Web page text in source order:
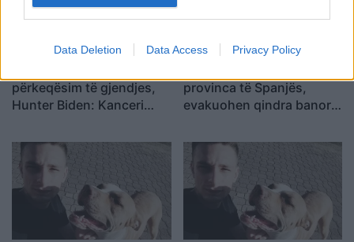
Data Deletion Data Access Privacy Policy
përkeqësim të gjendjes,
Hunter Biden: Kanceri
dhe dhimbjet janë të forta
provinca të Spanjës,
evakuohen qindra banorë
hektarë